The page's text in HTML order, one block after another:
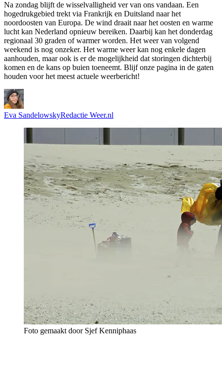
Na zondag blijft de wisselvalligheid ver van ons vandaan. Een
hogedrukgebied trekt via Frankrijk en Duitsland naar het
noordoosten van Europa. De wind draait naar het oosten en warme
lucht kan Nederland opnieuw bereiken. Daarbij kan het donderdag
regionaal 30 graden of warmer worden. Het weer van volgend
weekend is nog onzeker. Het warme weer kan nog enkele dagen
aanhouden, maar ook is er de mogelijkheid dat storingen dichterbij
komen en de kans op buien toeneemt. Blijf onze pagina in de gaten
houden voor het meest actuele weerbericht!
Eva SandelowskyRedactie Weer.nl
Foto gemaakt door Sjef Kenniphaas